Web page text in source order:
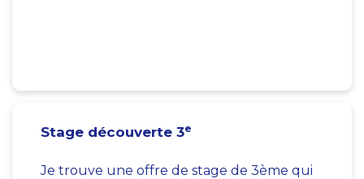
Stage découverte 3e
Je trouve une offre de stage de 3ème qui